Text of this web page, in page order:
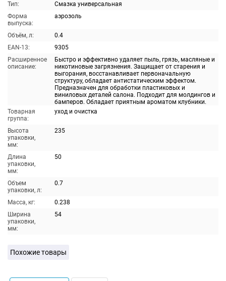
Тип:
Смазка универсальная
Форма
выпуска:
аэрозоль
Объём, л:
0.4
EAN-13:
9305
Расширенное
описание:
Быстро и эффективно удаляет пыль, грязь, масляные и
никотиновые загрязнения. Защищает от старения и
выгорания, восстанавливает первоначальную
структуру, обладает антистатическим эффектом.
Предназначен для обработки пластиковых и
виниловых деталей салона. Подходит для молдингов и
бамперов. Обладает приятным ароматом клубники.
Товарная
группа:
уход и очистка
Высота
упаковки,
мм:
235
Длина
упаковки,
мм:
50
Объем
упаковки, л:
0.7
Масса, кг:
0.238
Ширина
упаковки,
мм:
54
Похожие товары